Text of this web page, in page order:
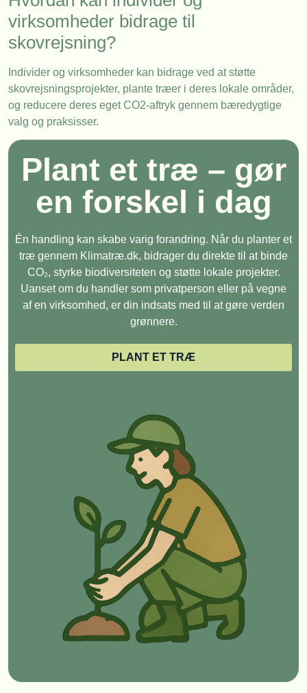
virksomheder bidrage til
skovrejsning?
Individer og virksomheder kan bidrage ved at støtte
skovrejsningsprojekter, plante træer i deres lokale områder,
og reducere deres eget CO2-aftryk gennem bæredygtige
valg og praksisser.
Plant et træ – gør
en forskel i dag
Én handling kan skabe varig forandring. Når du planter et
træ gennem Klimatræ.dk, bidrager du direkte til at binde
CO₂, styrke biodiversiteten og støtte lokale projekter.
Uanset om du handler som privatperson eller på vegne
af en virksomhed, er din indsats med til at gøre verden
grønnere.
PLANT ET TRÆ